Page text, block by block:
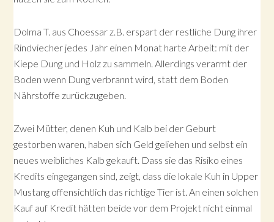
Dolma T. aus Choessar z.B. erspart der restliche Dung ihrer
Rindviecher jedes Jahr einen Monat harte Arbeit: mit der
Kiepe Dung und Holz zu sammeln. Allerdings verarmt der
Boden wenn Dung verbrannt wird, statt dem Boden
Nährstoffe zurückzugeben.
Zwei Mütter, denen Kuh und Kalb bei der Geburt
gestorben waren, haben sich Geld geliehen und selbst ein
neues weibliches Kalb gekauft. Dass sie das Risiko eines
Kredits eingegangen sind, zeigt, dass die lokale Kuh in Upper
Mustang offensichtlich das richtige Tier ist. An einen solchen
Kauf auf Kredit hätten beide vor dem Projekt nicht einmal